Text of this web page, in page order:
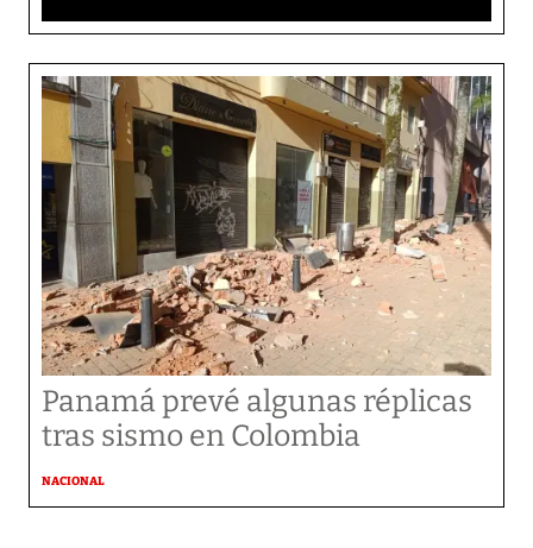
Panamá prevé algunas réplicas
tras sismo en Colombia
NACIONAL